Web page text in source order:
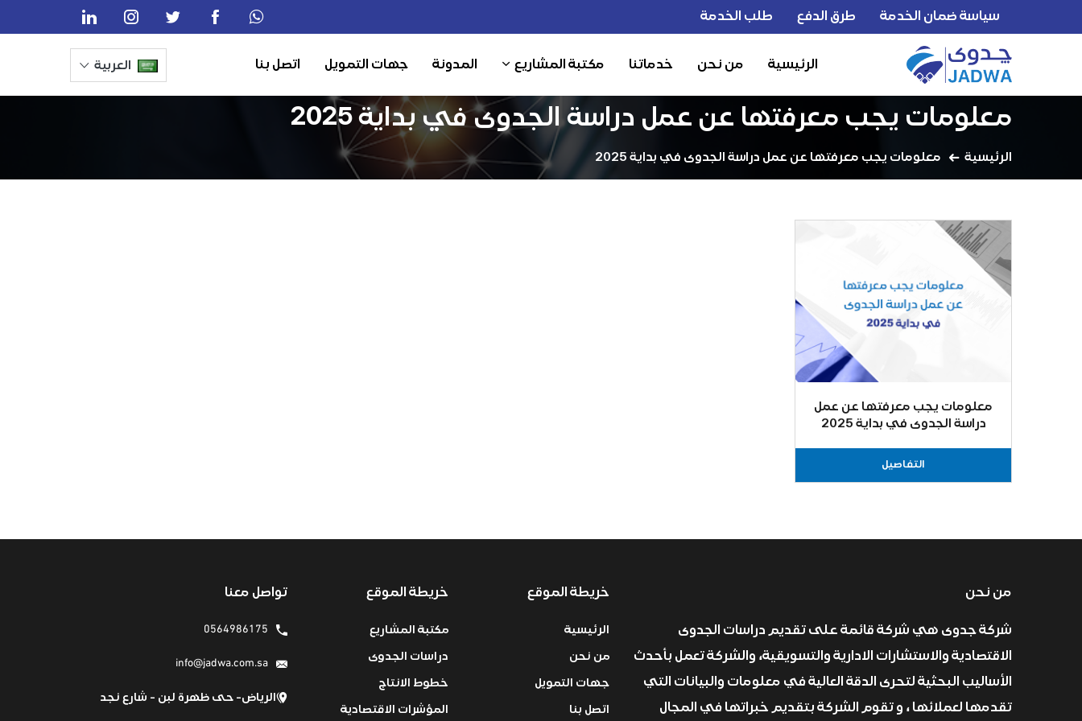
سياسة ضمان الخدمة طرق الدفع طلب الخدمة
الرئيسية من نحن خدماتنا مكتبة المشاريع المدونة جهات التمويل اتصل بنا العربية
معلومات يجب معرفتها عن عمل دراسة الجدوى في بداية 2025
الرئيسية معلومات يجب معرفتها عن عمل دراسة الجدوى في بداية 2025
معلومات يجب معرفتها عن عمل
دراسة الجدوى في بداية 2025
التفاصيل
من نحن
شركة جدوى هي شركة قائمة على تقديم دراسات الجدوى
الاقتصادية والاستشارات الادارية والتسويقية، والشركة تعمل بأحدث
الأساليب البحثية لتحرى الدقة العالية في معلومات والبيانات التي
تقدمها لعملائها ، و تقوم الشركة بتقديم خبراتها في المجال
خريطة الموقع
الرئيسية
من نحن
جهات التمويل
اتصل بنا
خريطة الموقع
مكتبة المشاريع
دراسات الجدوى
خطوط الانتاج
المؤشرات الاقتصادية
تواصل معنا
0564986175
info@jadwa.com.sa
الرياض- حى ظهرة لبن - شارع نجد